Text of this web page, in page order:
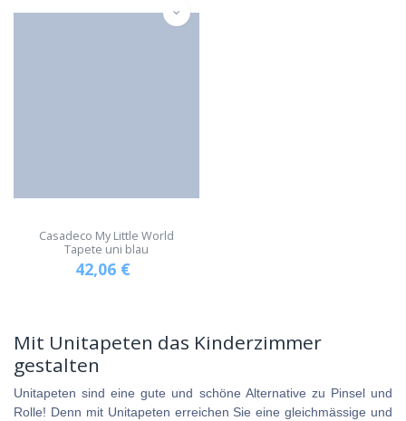
Casadeco My Little World
Tapete uni blau
42,06 €
Mit Unitapeten das Kinderzimmer
gestalten
Unitapeten sind eine gute und schöne Alternative zu Pinsel und
Rolle! Denn mit Unitapeten erreichen Sie eine gleichmässige und